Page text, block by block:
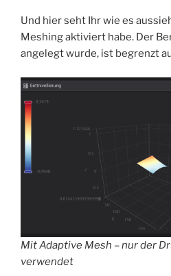
Und hier seht Ihr wie es
Meshing aktiviert habe. Der
angelegt wurde, ist begrenzt
Mit Adaptive Mesh – nur der
verwendet